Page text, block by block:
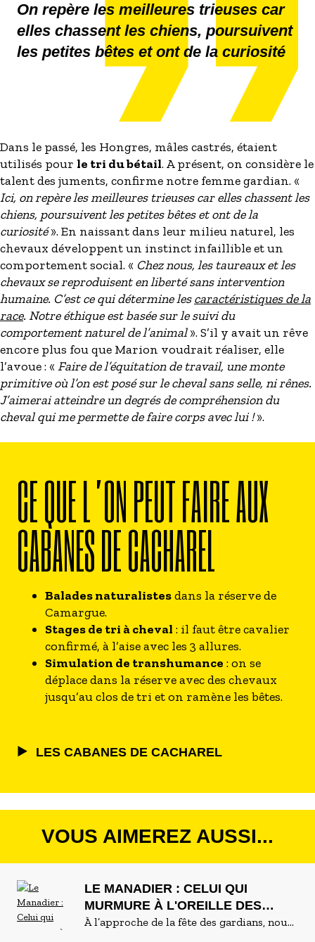
On repère les meilleures trieuses car
elles chassent les chiens, poursuivent
les petites bêtes et ont de la curiosité
Dans le passé, les Hongres, mâles castrés, étaient
utilisés pour le tri du bétail. A présent, on considère le
talent des juments, confirme notre femme gardian. «
Ici, on repère les meilleures trieuses car elles chassent les
chiens, poursuivent les petites bêtes et ont de la
curiosité». En naissant dans leur milieu naturel, les
chevaux développent un instinct infaillible et un
comportement social. « Chez nous, les taureaux et les
chevaux se reproduisent en liberté sans intervention
humaine. C’est ce qui détermine lescaractéristiques de la
race. Notre éthique est basée sur le suivi du
comportement naturel de l’animal». S’il y avait un rêve
encore plus fou que Marion voudrait réaliser, elle
l’avoue : « Faire de l’équitation de travail, une monte
primitive où l’on est posé sur le cheval sans selle, ni rênes.
J’aimerai atteindre un degrés de compréhension du
cheval qui me permette de faire corps avec lui !».
CE QUE L’ON PEUT FAIRE AUX
CABANES DE CACHAREL
Balades naturalistesdans la réserve de
Camargue.
Stages de tri à cheval : il faut être cavalier
confirmé, à l’aise avec les 3 allures.
Simulation de transhumance : on se
déplace dans la réserve avec des chevaux
jusqu’au clos de tri et on ramène les bêtes.
LES CABANES DE CACHAREL
VOUS AIMEREZ AUSSI...
LE MANADIER : CELUI QUI
MURMURE À L'OREILLE DES
TAUREAUX
À l’approche de la fête des gardians, nous